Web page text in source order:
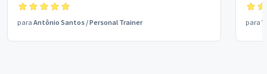
para Antônio Santos /Personal Trainer para